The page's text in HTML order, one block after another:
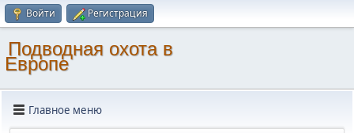
Войти Регистрация
Подводная охота в
Европе
Главное меню